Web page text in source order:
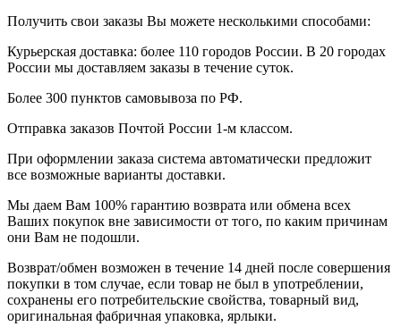
Получить свои заказы Вы можете несколькими способами:
Курьерская доставка: более 110 городов России. В 20 городах
России мы доставляем заказы в течение суток.
Более 300 пунктов самовывоза по РФ.
Отправка заказов Почтой России 1-м классом.
При оформлении заказа система автоматически предложит
все возможные варианты доставки.
Мы даем Вам 100% гарантию возврата или обмена всех
Ваших покупок вне зависимости от того, по каким причинам
они Вам не подошли.
Возврат/обмен возможен в течение 14 дней после совершения
покупки в том случае, если товар не был в употреблении,
сохранены его потребительские свойства, товарный вид,
оригинальная фабричная упаковка, ярлыки.